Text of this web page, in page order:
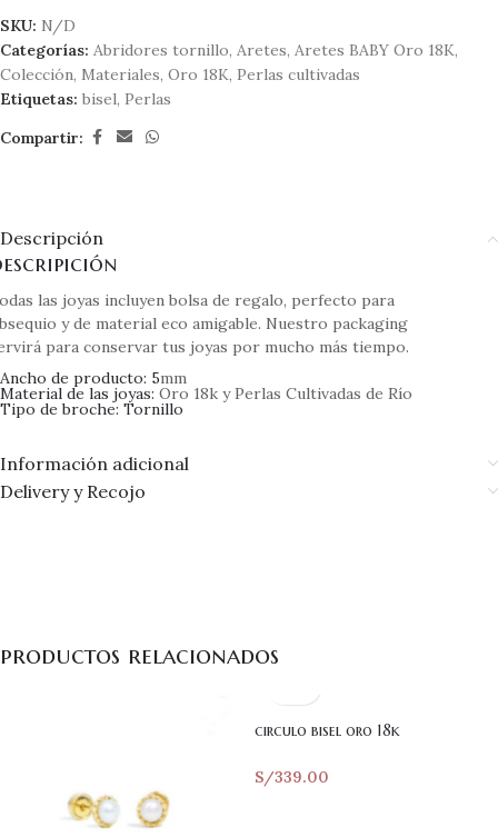
SKU: N/D
Categorías: Abridores tornillo, Aretes, Aretes BABY Oro 18K,
Colección, Materiales, Oro 18K, Perlas cultivadas
Etiquetas: bisel, Perlas
Compartir:
Descripción
las joyas incluyen bolsa de regalo, perfecto para
y de material eco amigable. Nuestro packaging
para conservar tus joyas por mucho más tiempo.
Ancho de producto: 5mm
Material de las joyas: Oro 18k y Perlas Cultivadas de Río
Tipo de broche: Tornillo
Información adicional
Delivery y Recojo
productos relacionados
circulo bisel oro 18k
S/339.00